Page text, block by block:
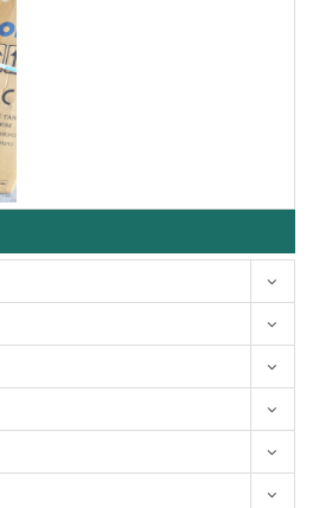
Súng phun sơn máy nén khí-